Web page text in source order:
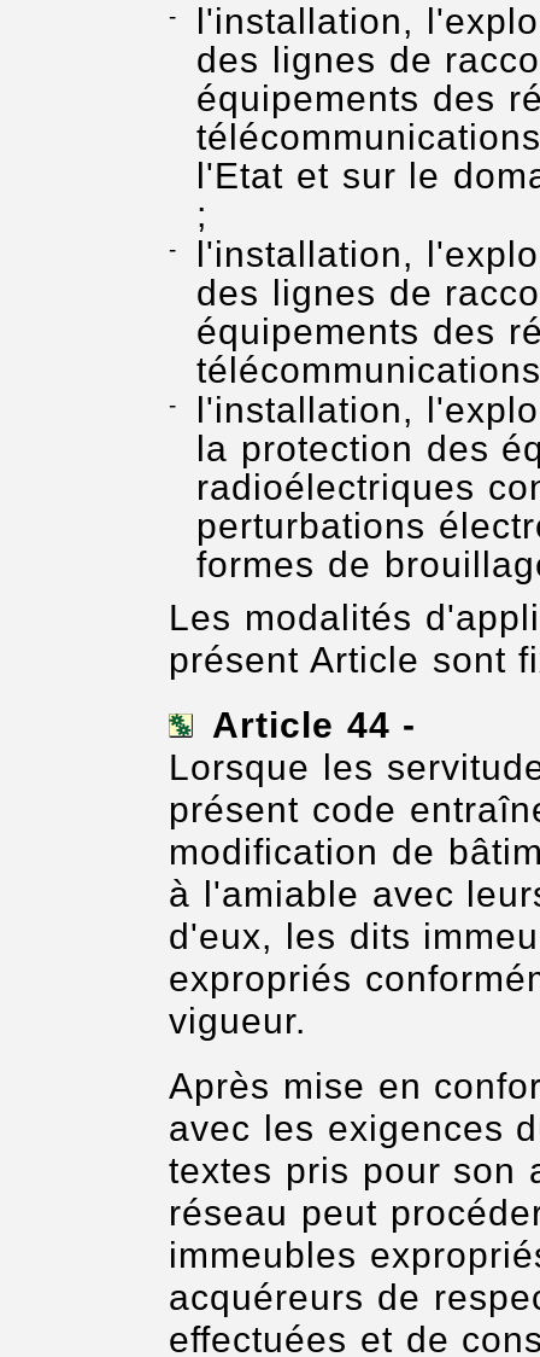
l'installation,
des lignes de
équipements des
l'Etat et sur le
;
l'installation,
des lignes de
équipements des
l'installation,
la protection des
radioélectriques
perturbations
formes de
Les modalités
présent Article sont
Article 44 -
Lorsque les
présent code
modification de
à l'amiable avec
d'eux, les dits
expropriés
vigueur.
Après mise en
avec les exigences
textes pris pour son
réseau peut
immeubles
acquéreurs de
effectuées et de